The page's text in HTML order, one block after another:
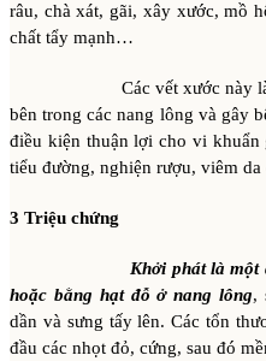
râu, chà xát, gãi, xây xước, mồ
chất tẩy mạnh…
Các vết xước này là cửa
bên trong các nang lông và gây
điều kiện thuận lợi cho vi khuẩn
tiểu đường, nghiện rượu, viêm
3 Triệu chứng
Khởi phát là một
hoặc bằng hạt đỗ ở nang lông,
dần và sưng tấy lên. Các tổn
đầu các nhọt đỏ, cứng, sau đó